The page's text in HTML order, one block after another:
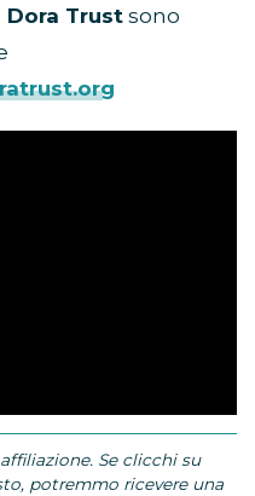
Dora Trust sono
Se clicchi su
potremmo ricevere una